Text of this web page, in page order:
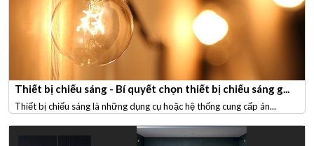
Thiết bị chiếu sáng - Bí quyết chọn thiết bị chiếu sáng g...
Thiết bị chiếu sáng là những dụng cụ hoặc hệ thống cung cấp án...